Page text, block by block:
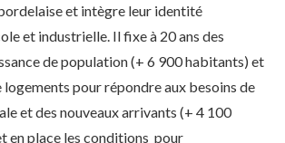
et intègre leur identité
et industrielle. Il fixe à 20 ans des
de population (+ 6 900 habitants) et
pour répondre aux besoins de
et des nouveaux arrivants (+ 4 100
en place les conditions pour